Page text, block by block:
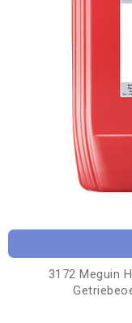
3172 Meguin